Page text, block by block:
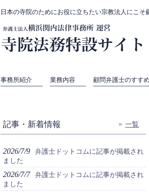
日本の寺院のためにお役に立ちたい宗教法人にこそ
事務所紹介 業務内容 顧問弁護士のすすめ
記事・新着情報 一覧
2026/7/9
弁護士ドットコムに記事が掲載され
ました
2026/7/7
弁護士ドットコムに記事が掲載され
ました